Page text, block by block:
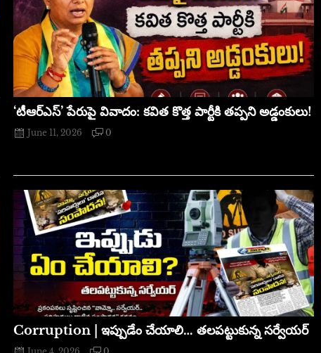
‘టీఆర్ఎస్’ పేరుపై వివాదం: కవిత కొత్త పార్టీకి తప్పని అడ్డంకులు!
June 11, 2026 0
Corruption | ఇప్పుడేం చేయాలి… తలపట్టుకున్న సర్వేయర్